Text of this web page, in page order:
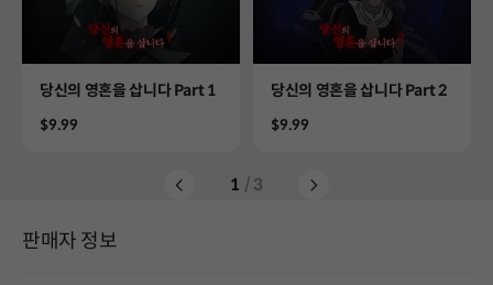
Product
당신의 영혼을 삽니다 Part 1
Price
$9.99
Product
당신의 영혼을 삽니다 Part 2
Price
$9.99
1 / 3
판매자 정보